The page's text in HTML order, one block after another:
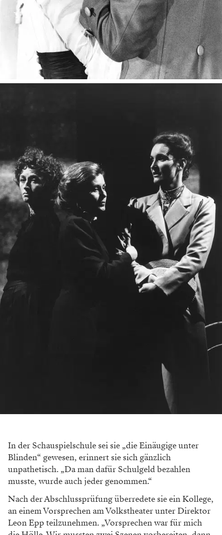
In der Schauspielschule sei sie „die Einäugige unter
Blinden“ gewesen, erinnert sie sichgänzlich
unpathetisch. „Da man dafür Schulgeldbezahlen
musste, wurde auch jeder genommen.“
Nach der Abschlussprüfung überredete sie einKollege,
an einem Vorsprechen am Volkstheaterunter Direktor
Leon Epp teilzunehmen. „Vorsprechen war für mich